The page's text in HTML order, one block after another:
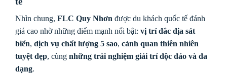
Nhìn chung, FLC Quy Nhơn được du khách quốc tế đánh
giá cao nhờ những điểm mạnh nổi bật: vị trí đắc địa sát
biển, dịch vụ chất lượng 5 sao, cảnh quan thiên nhiên
tuyệt đẹp, cùng những trải nghiệm giải trí độc đáo và đa
dạng.